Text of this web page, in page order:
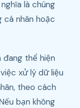
là chúng
cá nhân hoặc
đang thể hiện
xử lý dữ liệu
theo cách
bạn không